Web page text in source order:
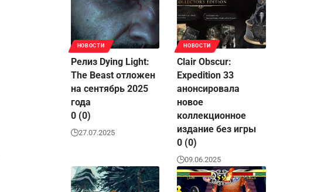
НОВОСТИ
Релиз Dying Light:
The Beast отложен
на сентябрь 2025
года
0 (0)
27.07.2025
НОВОСТИ
Clair Obscur:
Expedition 33
анонсировала
новое
коллекционное
издание без игры
0 (0)
09.06.2025